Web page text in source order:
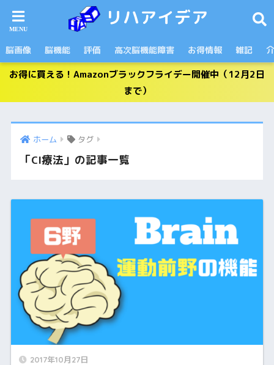
リハアイデア
脳画像 脳機能 評価 高次脳機能障害 お得情報 雑記
お得に買える！Amazonブラックフライデー開催中（12月2日
まで）
ホーム タグ
「CI療法」の記事一覧
2017年10月27日